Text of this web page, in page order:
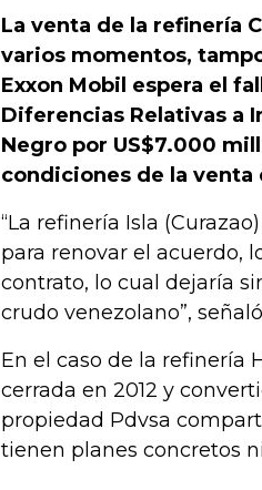
La venta de la refinería
varios momentos,
Exxon Mobil espera el
Diferencias Relativas a
Negro por US$7.000
condiciones de la venta
“La refinería Isla
para renovar el acuerdo,
contrato, lo cual dejaría
crudo venezolano”,
En el caso de la refinería
cerrada en 2012 y
propiedad Pdvsa
tienen planes concretos